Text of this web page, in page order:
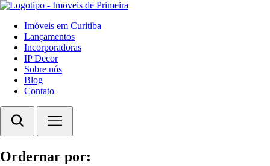
Imóveis em Curitiba
Lançamentos
Incorporadoras
IP Decor
Sobre nós
Blog
Contato
Ordernar por: